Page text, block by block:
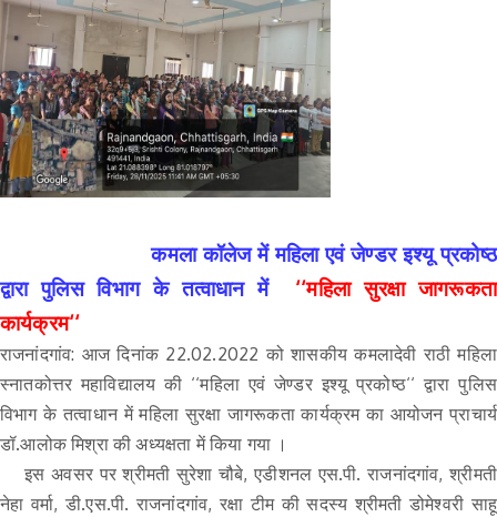
कमला कॉलेज में महिला एवं जेण्डर इश्यू प्रकोष्ठ
द्वारा पुलिस विभाग के तत्वाधान में ‘‘महिला सुरक्षा जागरूकता
कार्यक्रम‘‘
राजनांदगांव: आज दिनांक 22.02.2022 को शासकीय कमलादेवी राठी महिला
स्नातकोत्तर महाविद्यालय की ‘‘महिला एवं जेण्डर इश्यू प्रकोष्ठ‘‘ द्वारा पुलिस
विभाग के तत्वाधान में महिला सुरक्षा जागरूकता कार्यक्रम का आयोजन प्राचार्य
डॉ.आलोक मिश्रा की अध्यक्षता में किया गया ।
इस अवसर पर श्रीमती सुरेशा चौबे, एडीशनल एस.पी. राजनांदगांव, श्रीमती
नेहा वर्मा, डी.एस.पी. राजनांदगांव, रक्षा टीम की सदस्य श्रीमती डोमेश्वरी साहू